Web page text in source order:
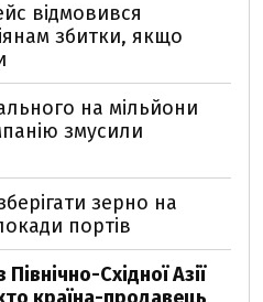
відмовився
збитки, якщо
на мільйони
змусили
зерно на
портів
Східної Азії